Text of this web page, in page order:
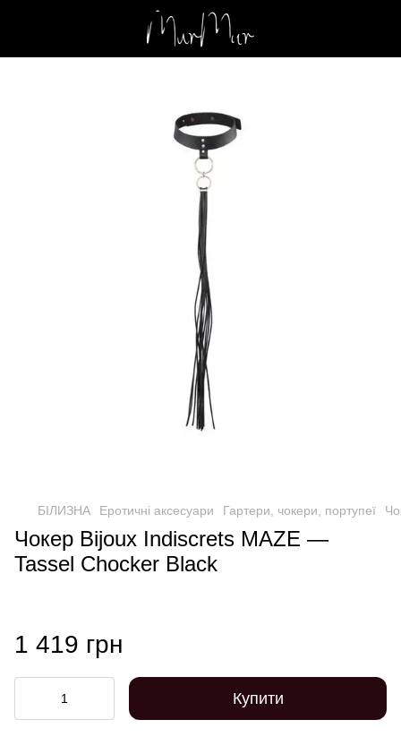
БІЛИЗНА Еротичні аксесуари Гартери, чокери, портупеї
Чокер Bijoux Indiscrets MAZE —
Tassel Chocker Black
1 419 грн
Купити